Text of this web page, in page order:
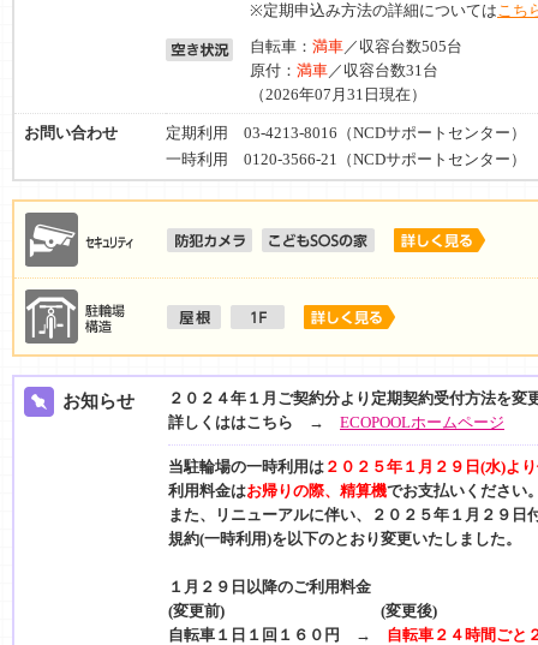
※定期申込み方法の詳細についてはこち
自転車： 満車／収容台数505台
原付： 満車／収容台数31台
（2026年07月31日現在）
お問い合わせ
定期利用 03-4213-8016（NCDサポートセンター）
一時利用 0120-3566-21（NCDサポートセンター）
お知らせ
２０２４年１月ご契約分より定期契約受付方法を変
詳しくははこちら → ECOPOOLホームページ
当駐輪場の一時利用は ２０２５年１月２９日(水)よ
利用料金はお帰りの際、精算機でお支払いください
また、リニューアルに伴い、２０２５年１月２９
規約(一時利用)を以下のとおり変更いたしました。
１月２９日以降のご利用料金
(変更前) (変更後)
自転車１日１回１６０円 → 自転車２４時間ごと